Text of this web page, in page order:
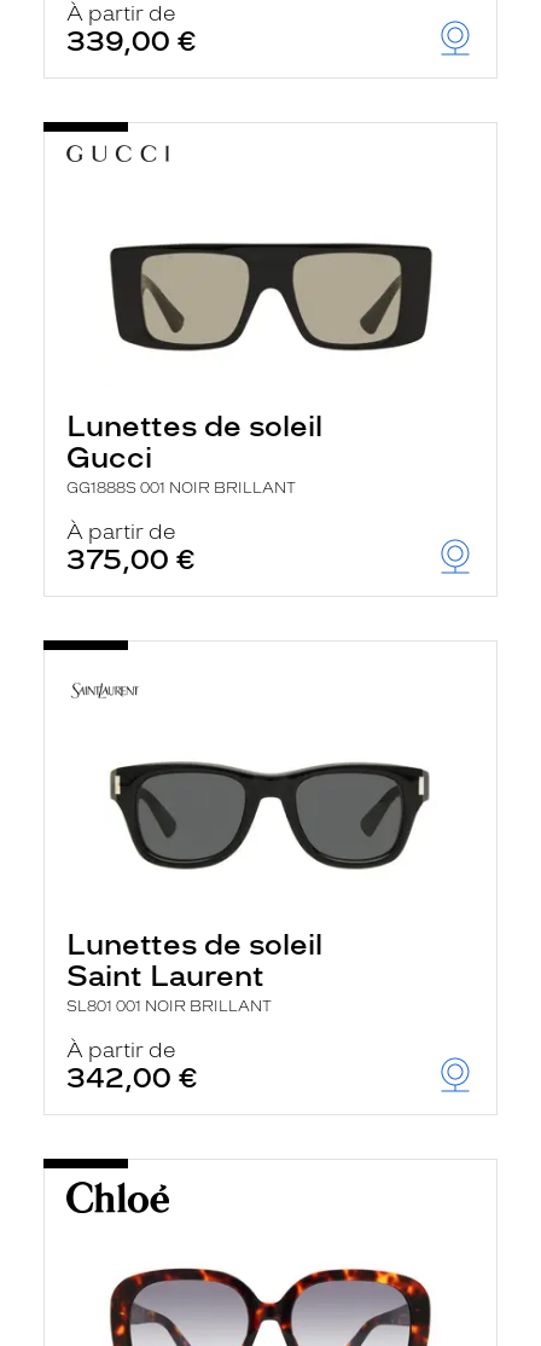
À partir de
339,00 €
Lunettes de soleil
Gucci
GG1888S 001 NOIR BRILLANT
À partir de
375,00 €
Lunettes de soleil
Saint Laurent
SL801 001 NOIR BRILLANT
À partir de
342,00 €